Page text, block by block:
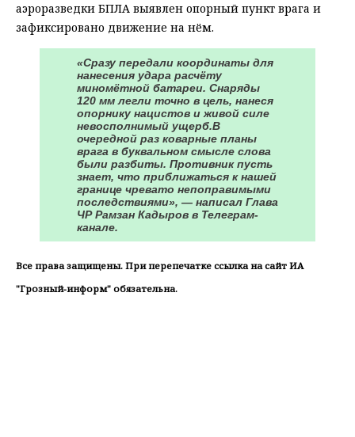
аэроразведки БПЛА выявлен опорный пункт врага и
зафиксировано движение на нём.
«Сразу передали координаты для
нанесения удара расчёту
миномётной батареи. Снаряды
120 мм легли точно в цель, нанеся
опорнику нацистов и живой силе
невосполнимый ущерб.В
очередной раз коварные планы
врага в буквальном смысле слова
были разбиты. Противник пусть
знает, что приближаться к нашей
границе чревато непоправимыми
последствиями», — написал Глава
ЧР Рамзан Кадыров в Телеграм-
канале.
Все права защищены. При перепечатке ссылка на сайт ИА
"Грозный-информ" обязательна.